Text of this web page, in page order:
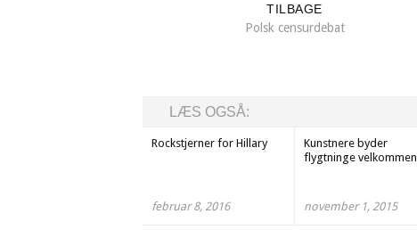
TILBAGE
Polsk censurdebat
LÆS OGSÅ:
Rockstjerner for Hillary
februar 8, 2016
Kunstnere byder
flygtninge velkommen
november 1, 2015